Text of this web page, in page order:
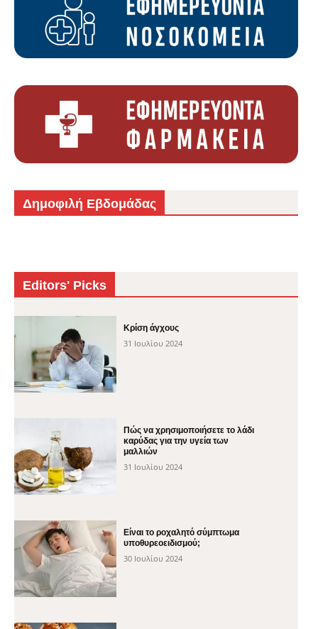
Δημοφιλή Εβδομάδας
Editors' Picks
Κρίση άγχους
31 Ιουλίου 2024
Πώς να χρησιμοποιήσετε το λάδι
καρύδας για την υγεία των
μαλλιών
31 Ιουλίου 2024
Είναι το ροχαλητό σύμπτωμα
υποθυρεοειδισμού;
30 Ιουλίου 2024